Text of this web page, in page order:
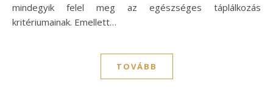
mindegyik felel meg az egészséges táplálkozás
kritériumainak. Emellett…
TOVÁBB